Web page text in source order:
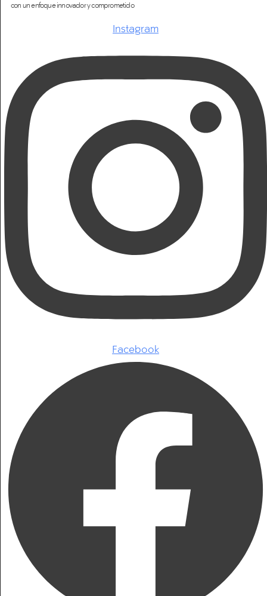
con un enfoque innovador y comprometido
Instagram
Facebook